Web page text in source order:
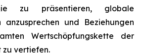
zu präsentieren, globale
anzusprechen und Beziehungen
Wertschöpfungskette der
vertiefen.